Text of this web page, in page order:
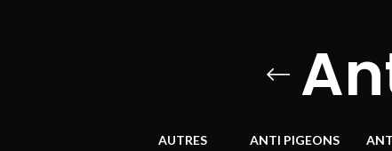
AUTRES
ANTI PIGEONS